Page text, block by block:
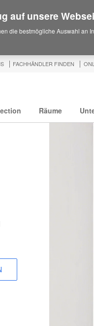
FACHHÄNDLER FINDEN
Räume
auf unsere
die bestmögliche Auswahl an